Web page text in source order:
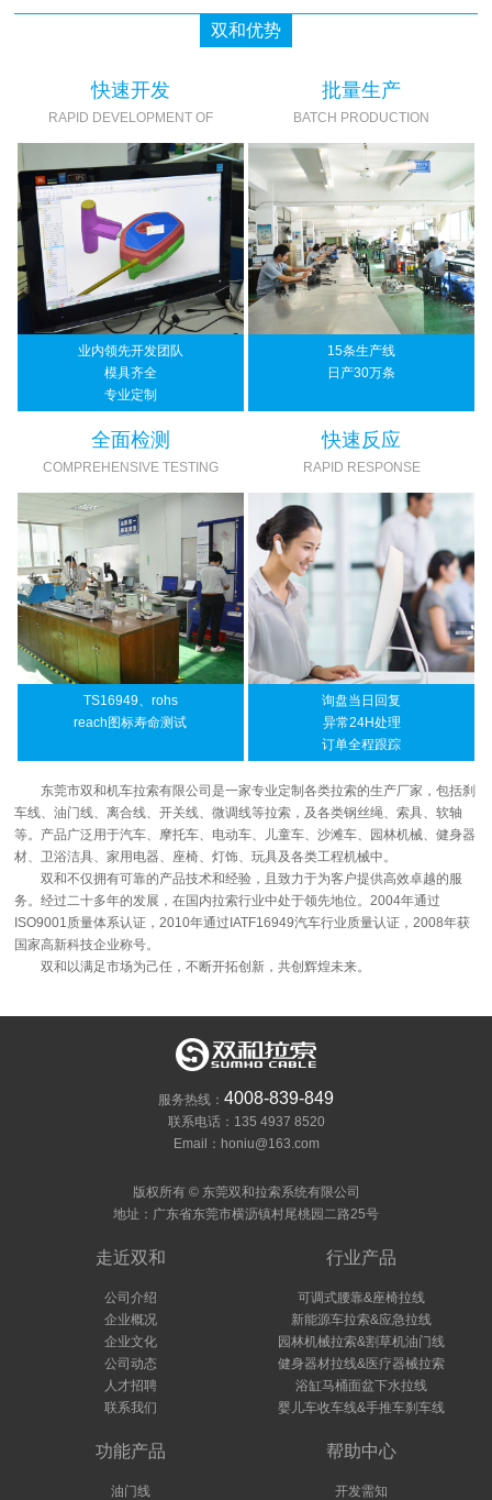
双和优势
快速开发
RAPID DEVELOPMENT OF
业内领先开发团队
模具齐全
专业定制
批量生产
BATCH PRODUCTION
15条生产线
日产30万条
全面检测
COMPREHENSIVE TESTING
TS16949、rohs
reach图标寿命测试
快速反应
RAPID RESPONSE
询盘当日回复
异常24H处理
订单全程跟踪
东莞市双和机车拉索有限公司是一家专业定制各类拉索的生产厂家，包括刹
车线、油门线、离合线、开关线、微调线等拉索，及各类钢丝绳、索具、软轴
等。产品广泛用于汽车、摩托车、电动车、儿童车、沙滩车、园林机械、健身器
材、卫浴洁具、家用电器、座椅、灯饰、玩具及各类工程机械中。
双和不仅拥有可靠的产品技术和经验，且致力于为客户提供高效卓越的服
务。经过二十多年的发展，在国内拉索行业中处于领先地位。2004年通过
ISO9001质量体系认证，2010年通过IATF16949汽车行业质量认证，2008年获
国家高新科技企业称号。
双和以满足市场为己任，不断开拓创新，共创辉煌未来。
服务热线： 4008-839-849
联系电话：135 4937 8520
Email：honiu@163.com
版权所有 © 东莞双和拉索系统有限公司
地址：广东省东莞市横沥镇村尾桃园二路25号
走近双和
公司介绍
企业概况
企业文化
公司动态
人才招聘
联系我们
行业产品
可调式腰靠&座椅拉线
新能源车拉索&应急拉线
园林机械拉索&割草机油门线
健身器材拉线&医疗器械拉索
浴缸马桶面盆下水拉线
婴儿车收车线&手推车刹车线
功能产品
油门线
帮助中心
开发需知